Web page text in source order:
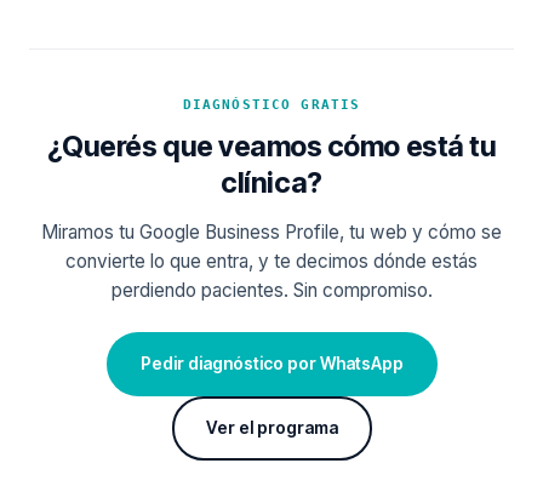
DIAGNÓSTICO GRATIS
¿Querés que veamos cómo está tu
clínica?
Miramos tu Google Business Profile, tu web y cómo se
convierte lo que entra, y te decimos dónde estás
perdiendo pacientes. Sin compromiso.
Pedir diagnóstico por WhatsApp
Ver el programa